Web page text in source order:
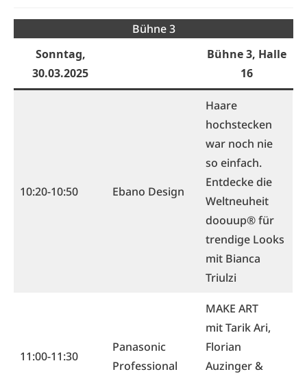
Bühne 3
Sonntag,
30.03.2025
Bühne 3, Halle
16
10:20-10:50 Ebano Design
Haare
hochstecken
war noch nie
so einfach.
Entdecke die
Weltneuheit
doouup® für
trendige Looks
mit Bianca
Triulzi
11:00-11:30
Panasonic
Professional
MAKE ART
mit Tarik Ari,
Florian
Auzinger &